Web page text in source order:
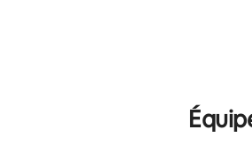
supplémentaire est de 11 $
jour. https://